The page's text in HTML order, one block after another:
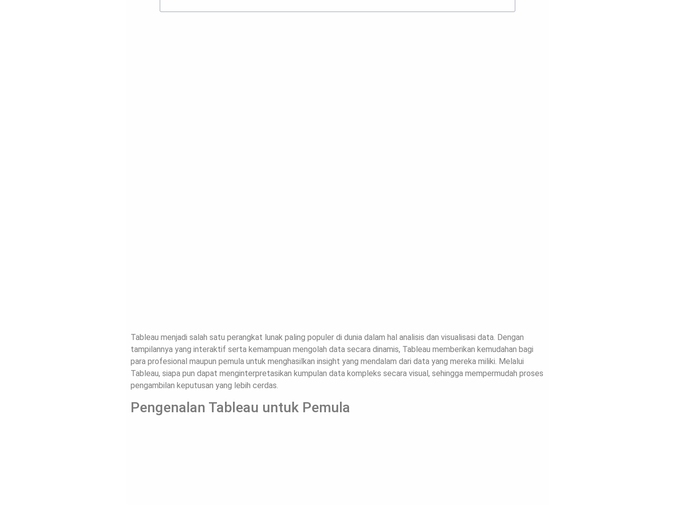
Tableau menjadi salah satu perangkat lunak paling populer di dunia dalam hal analisis dan visualisasi data. Dengan
tampilannya yang interaktif serta kemampuan mengolah data secara dinamis, Tableau memberikan kemudahan bagi
para profesional maupun pemula untuk menghasilkan insight yang mendalam dari data yang mereka miliki. Melalui
Tableau, siapa pun dapat menginterpretasikan kumpulan data kompleks secara visual, sehingga mempermudah proses
pengambilan keputusan yang lebih cerdas.
Pengenalan Tableau untuk Pemula